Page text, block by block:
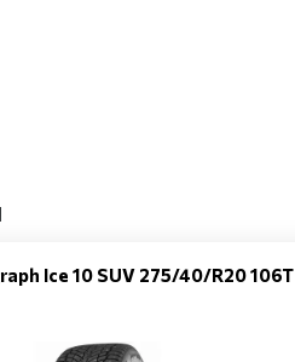
Ice 10 SUV 275/40/R20 106T